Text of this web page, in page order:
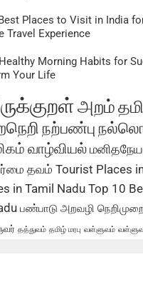
Places to Visit in India
Travel Experience
Morning Habits for
Your Life
அறம்
நற்பண்பு
வாழ்வியல்
தவம் Tourist Places
in Tamil Nadu Top 10
பண்பாடு அறவழி
தத்துவம் தமிழ் மரபு வள்ளுவம்